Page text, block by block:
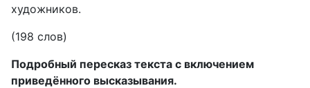
художников.
(198 слов)
Подробный пересказ текста с включением
приведённого высказывания.